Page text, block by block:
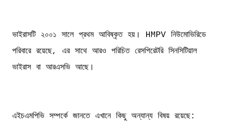
ভাইরাসটি ২০০১ সালে প্রথম আবিষ্কৃত হয়। HMPV নিউমোভিরিডে
পরিবারে রয়েছে, এর সাথে আরও পরিচিত রেসপিরেটরি সিনসিটিয়াল
ভাইরাস বা আরএসভি আছে।
এইচএমপিভি সম্পর্কে জানতে এখানে কিছু অন্যান্য বিষয় রয়েছে: